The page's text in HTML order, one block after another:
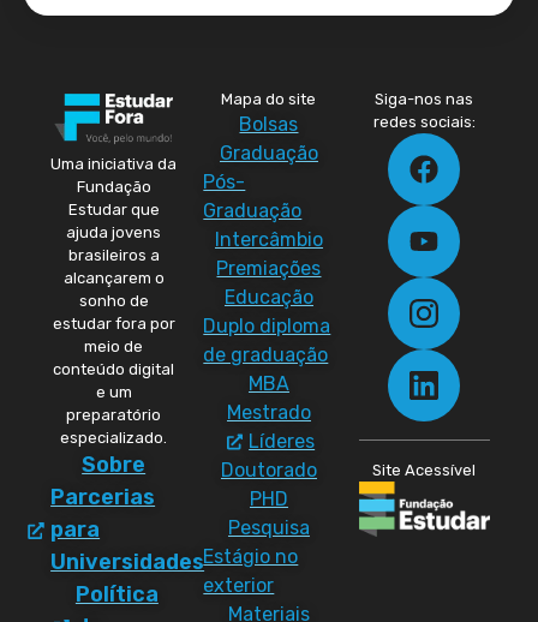
Uma iniciativa da
Fundação
Estudar que
ajuda jovens
brasileiros a
alcançarem o
sonho de
estudar fora por
meio de
conteúdo digital
e um
preparatório
especializado.
Sobre
Parcerias
para
Universidades
Política
Mapa do site
Bolsas
Graduação
Pós-
Graduação
Intercâmbio
Premiações
Educação
Duplo diploma
de graduação
MBA
Mestrado
Líderes
Doutorado
PHD
Pesquisa
Estágio no
exterior
Materiais
Siga-nos nas
redes sociais:
Site Acessível